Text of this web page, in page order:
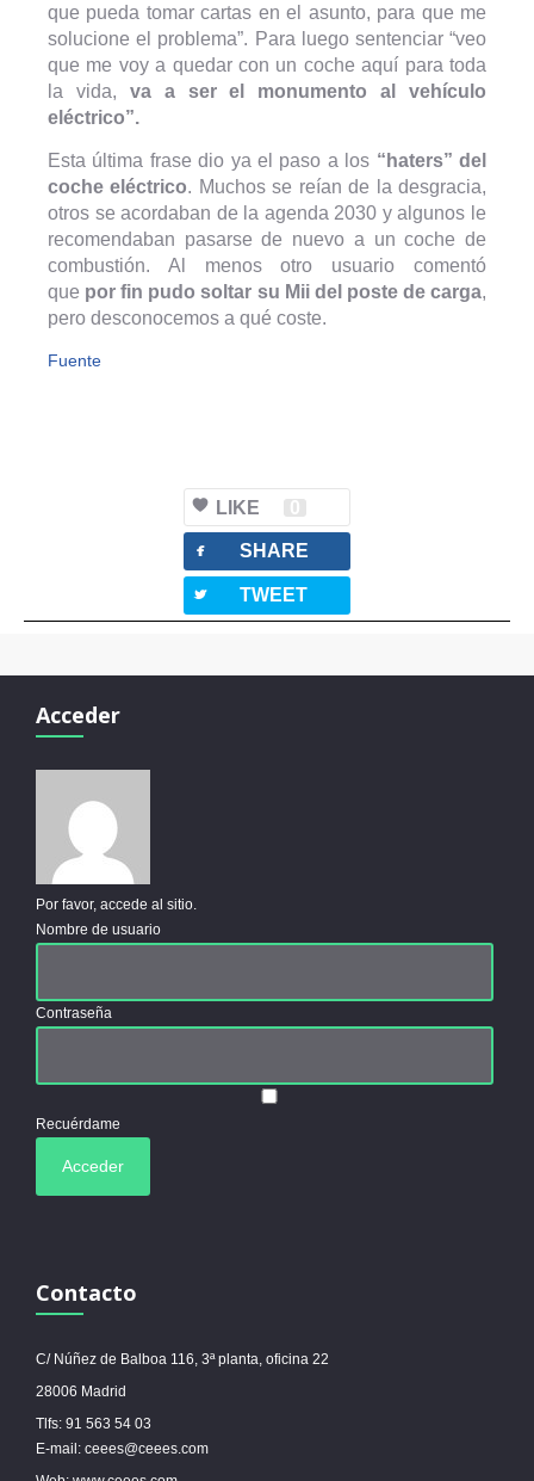
que pueda tomar cartas en el asunto, para que me
solucione el problema”. Para luego sentenciar “veo
que me voy a quedar con un coche aquí para toda
la vida, va a ser el monumento al vehículo
eléctrico”.
Esta última frase dio ya el paso a los “haters” del
coche eléctrico. Muchos se reían de la desgracia,
otros se acordaban de la agenda 2030 y algunos le
recomendaban pasarse de nuevo a un coche de
combustión. Al menos otro usuario comentó
que por fin pudo soltar su Mii del poste de carga,
pero desconocemos a qué coste.
Fuente
LIKE 0
facebook SHARE
twitterbird TWEET
Acceder
Por favor, accede al sitio.
Nombre de usuario
Contraseña
Recuérdame
Contacto
C/ Núñez de Balboa 116, 3ª planta, oficina 22
28006 Madrid
Tlfs: 91 563 54 03
E-mail: ceees@ceees.com